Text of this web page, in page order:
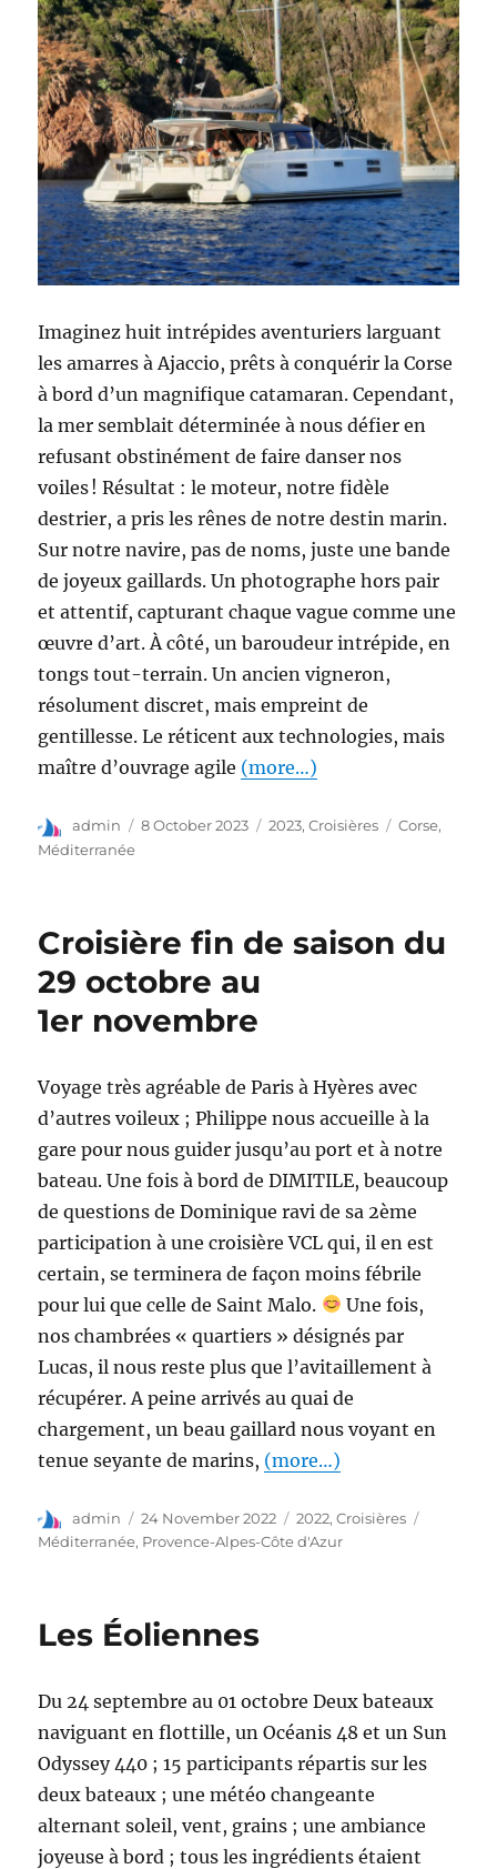
Imaginez huit intrépides aventuriers larguant
les amarres à Ajaccio, prêts à conquérir la Corse
à bord d’un magnifique catamaran. Cependant,
la mer semblait déterminée à nous défier en
refusant obstinément de faire danser nos
voiles ! Résultat : le moteur, notre fidèle
destrier, a pris les rênes de notre destin marin.
Sur notre navire, pas de noms, juste une bande
de joyeux gaillards. Un photographe hors pair
et attentif, capturant chaque vague comme une
œuvre d’art. À côté, un baroudeur intrépide, en
tongs tout-terrain. Un ancien vigneron,
résolument discret, mais empreint de
gentillesse. Le réticent aux technologies, mais
maître d’ouvrage agile (more…)
admin 8 October 2023 2023,Croisières Corse,
Méditerranée
Croisière fin de saison du
29 octobre au
1er novembre
Voyage très agréable de Paris à Hyères avec
d’autres voileux ; Philippe nous accueille à la
gare pour nous guider jusqu’au port et à notre
bateau. Une fois à bord de DIMITILE, beaucoup
de questions de Dominique ravi de sa 2ème
participation à une croisière VCL qui, il en est
certain, se terminera de façon moins fébrile
pour lui que celle de Saint Malo.
Une fois,
nos chambrées « quartiers » désignés par
Lucas, il nous reste plus que l’avitaillement à
récupérer. A peine arrivés au quai de
chargement, un beau gaillard nous voyant en
tenue seyante de marins, (more…)
admin 24 November 2022 2022,Croisières
Méditerranée, Provence-Alpes-Côte d'Azur
Les Éoliennes
Du 24 septembre au 01 octobre Deux bateaux
naviguant en flottille, un Océanis 48 et un Sun
Odyssey 440 ; 15 participants répartis sur les
deux bateaux ; une météo changeante
alternant soleil, vent, grains ; une ambiance
joyeuse à bord ; tous les ingrédients étaient